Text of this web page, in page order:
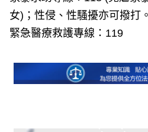
女)；性侵、性騷擾亦可撥打
緊急醫療救護專線：119